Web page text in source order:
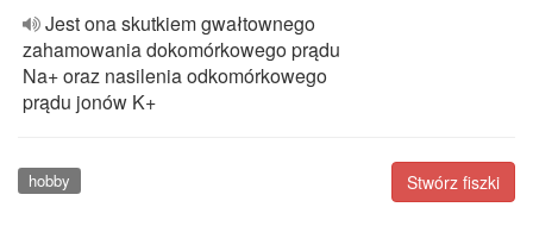
Jest ona skutkiem gwałtownego
zahamowania dokomórkowego prądu
Na+ oraz nasilenia odkomórkowego
prądu jonów K+
Stwórz fiszki
hobby